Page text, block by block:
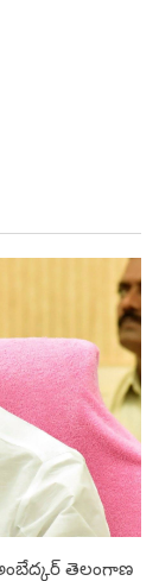
తెలంగాణ